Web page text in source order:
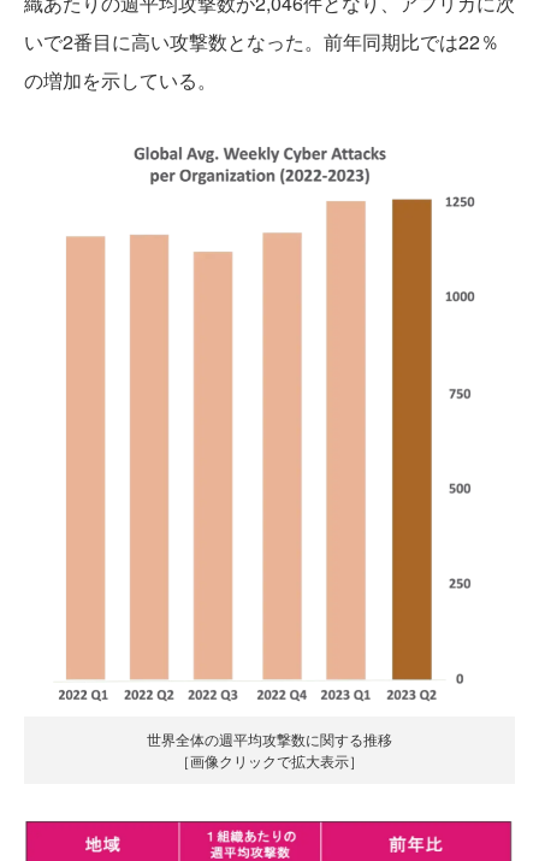
いで2番目に高い攻撃数となった。前年同期比では22％
の増加を示している。
世界全体の週平均攻撃数に関する推移
［画像クリックで拡大表示］